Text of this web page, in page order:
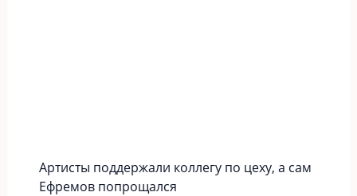
Артисты поддержали коллегу по цеху, а сам
Ефремов попрощался